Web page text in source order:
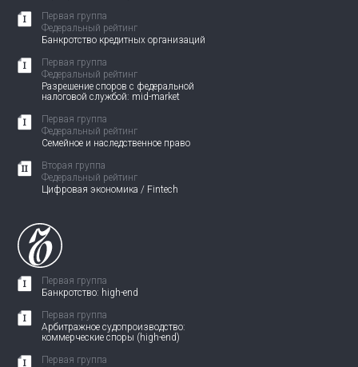
Первая группа
Федеральный рейтинг
Банкротство кредитных организаций
Первая группа
Федеральный рейтинг
Разрешение споров с федеральной
налоговой службой: mid-market
Первая группа
Федеральный рейтинг
Семейное и наследственное право
Вторая группа
Федеральный рейтинг
Цифровая экономика / Fintech
Первая группа
Банкротство: high-end
Первая группа
Арбитражное судопроизводство:
коммерческие споры (high-end)
Первая группа